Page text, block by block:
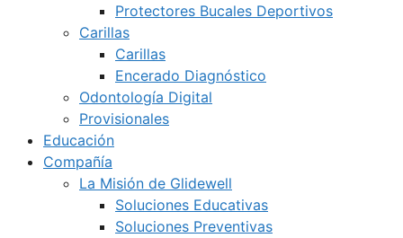
Protectores Bucales Deportivos
Carillas
Carillas
Encerado Diagnóstico
Odontología Digital
Provisionales
Educación
Compañía
La Misión de Glidewell
Soluciones Educativas
Soluciones Preventivas